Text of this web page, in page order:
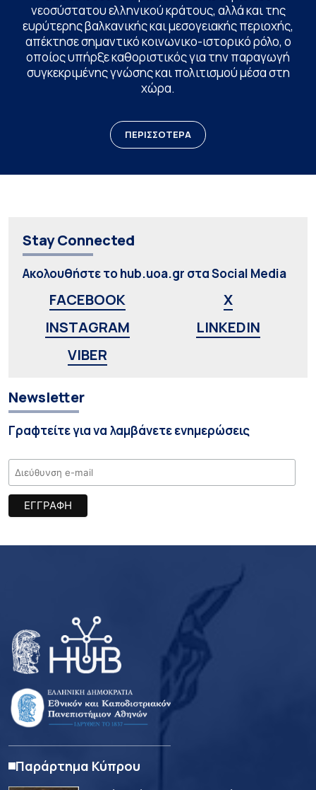
νεοσύστατου ελληνικού κράτους, αλλά και της
ευρύτερης βαλκανικής και μεσογειακής περιοχής,
απέκτησε σημαντικό κοινωνικο-ιστορικό ρόλο, ο
οποίος υπήρξε καθοριστικός για την παραγωγή
συγκεκριμένης γνώσης και πολιτισμού μέσα στη
χώρα.
ΠΕΡΙΣΣΟΤΕΡΑ
Stay Connected
Ακολουθήστε το hub.uoa.gr στα Social Media
FACEBOOK
X
INSTAGRAM
LINKEDIN
VIBER
Newsletter
Γραφτείτε για να λαμβάνετε ενημερώσεις
Παράρτημα Κύπρου